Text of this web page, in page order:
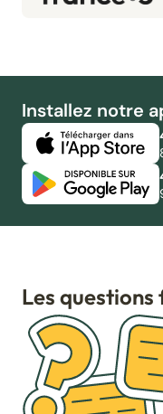
Installez notre
Les